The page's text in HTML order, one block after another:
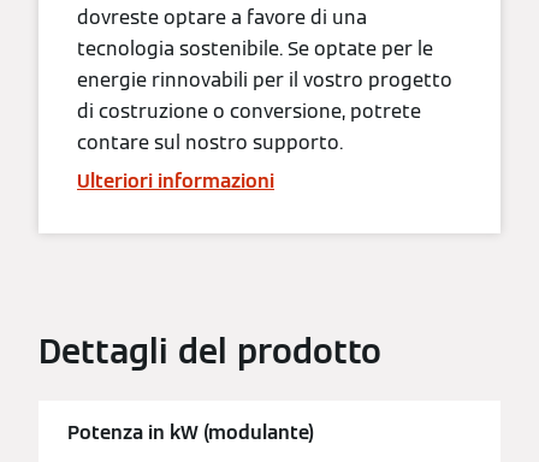
dovreste optare a favore di una
tecnologia sostenibile. Se optate per le
energie rinnovabili per il vostro progetto
di costruzione o conversione, potrete
contare sul nostro supporto.
Ulteriori informazioni
Dettagli del prodotto
Potenza in kW (modulante)